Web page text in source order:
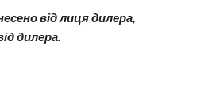
від лиця дилера,
дилера.